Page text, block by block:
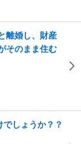
離婚し、財産
そのまま住む
しょうか？？